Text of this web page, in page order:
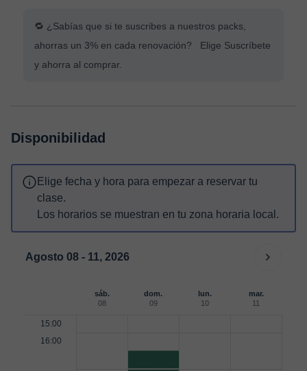
🔁 ¿Sabías que si te suscribes a nuestros packs,
ahorras un 3% en cada renovación? Elige Suscríbete
y ahorra al comprar.
Disponibilidad
Elige fecha y hora para empezar a reservar tu
clase.
Los horarios se muestran en tu zona horaria local.
Agosto 08 - 11, 2026
sáb.
08
dom.
09
lun.
10
mar.
11
15:00
16:00